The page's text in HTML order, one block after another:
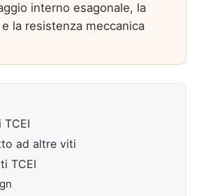
interno esagonale, la
la resistenza meccanica
ad altre viti
TCEI